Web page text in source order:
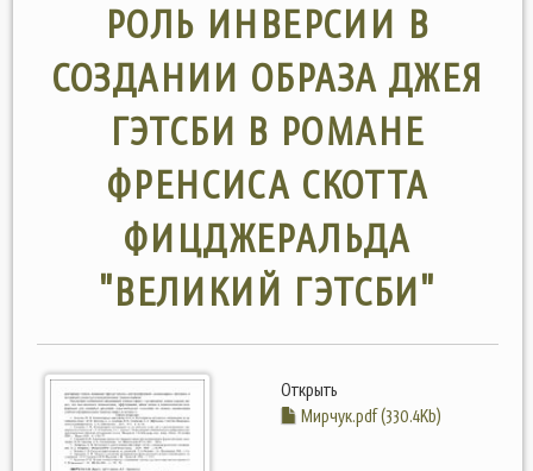
РОЛЬ ИНВЕРСИИ В
СОЗДАНИИ ОБРАЗА ДЖЕЯ
ГЭТСБИ В РОМАНЕ
ФРЕНСИСА СКОТТА
ФИЦДЖЕРАЛЬДА
"ВЕЛИКИЙ ГЭТСБИ"
Открыть
Мирчук.pdf (330.4Kb)